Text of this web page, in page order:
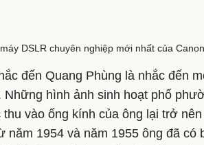
DSLR chuyên nghiệp mới nhất của
đến Quang Phùng là nhắc đến
Những hình ảnh sinh hoạt phố
vào ống kính của ông lại trở
năm 1954 và năm 1955 ông đã có